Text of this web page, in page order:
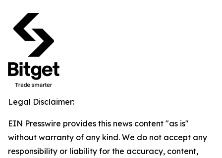
Legal Disclaimer:
EIN Presswire provides this news content "as is"
without warranty of any kind. We do not accept any
responsibility or liability for the accuracy, content,